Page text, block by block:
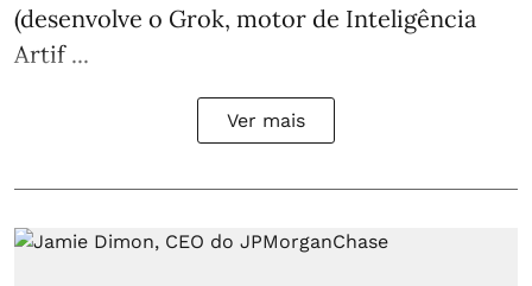
(desenvolve o Grok, motor de Inteligência
Artif ...
Ver mais